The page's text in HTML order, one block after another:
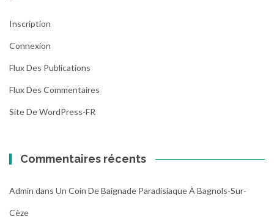
Inscription
Connexion
Flux Des Publications
Flux Des Commentaires
Site De WordPress-FR
Commentaires récents
Admin dans Un Coin De Baignade Paradisiaque À Bagnols-Sur-
Cèze